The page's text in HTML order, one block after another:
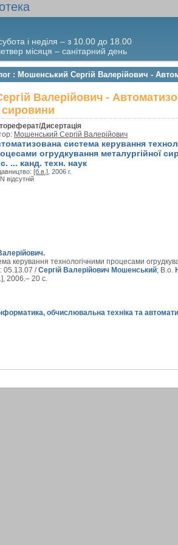
і неділя – з 10.00 до 18.00
місяця – санітарний день
: Мошенський Сергій Валерійович -
Валерійович -
сировини
Дисертація
Мошенський Сергій Валерійович
система керування
огрудкування металургійної
... канд. техн. наук
[б.в.] , 2006 г.
відсутній
керування технологічними процесами
05.13.07 /Сергій Валерійович Мошенський; В.о.
2006.– 20 с.
обчислювальна техніка та